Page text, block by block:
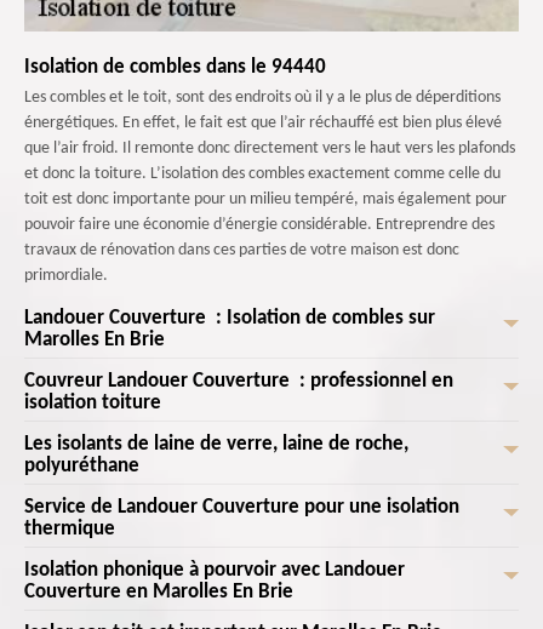
Isolation de combles dans le 94440
Les combles et le toit, sont des endroits où il y a le plus de déperditions
énergétiques. En effet, le fait est que l’air réchauffé est bien plus élevé
que l’air froid. Il remonte donc directement vers le haut vers les plafonds
et donc la toiture. L’isolation des combles exactement comme celle du
toit est donc importante pour un milieu tempéré, mais également pour
pouvoir faire une économie d’énergie considérable. Entreprendre des
travaux de rénovation dans ces parties de votre maison est donc
primordiale.
Landouer Couverture : Isolation de combles sur
Marolles En Brie
Contactez un professionnel est un besoin, avec le respect des normes de
mise en œuvre assurent l'efficacité de votre toiture dans le domaine de
sécurité, d'isolation et d'étanchéité, mais cela permet aussi de faire
jouer votre assurance en cas de sinistre. Il existe plusieurs manières
travaux sont la manière d’isoler ses combles selon l’usage de la zone à
traiter : l’isolation de combles perdus et l’isolation de combles
aménagés. Décidez-bien avec des professionnels.
Couvreur Landouer Couverture : professionnel en
isolation toiture
Isoler la toiture consiste à diminuer votre consommation de chauffage.
Elle permet aussi à revaloriser votre maison si elle est en vente. Les
déperditions thermiques du toit se remarquent dans le 1/3 de votre
facture d’énergie. Donc, vos économies peuvent être en jeu. Si vous
Notre équipe est à votre service sur tout Marolles En Brie pour réaliser
Les isolants de laine de verre, laine de roche,
polyuréthane
La laine de verre est un isolant naturel qui a des particularités d'isolation.
Sachez les choix de pouvoir mélanger un isolant multicouche avec la
laine de verre pour rénover votre isolation. La laine de verre est un
moyen d'isolation le plus choisi, elle existe en forme de panneaux ou de
Service de Landouer Couverture pour une isolation
thermique
L'une des méthodes d'isolation de comble les plus choisies est l'isolation
de revêtements. Il est facile de travailler avec ce moyen, même s’il faut
Isolation phonique à pourvoir avec Landouer
Couverture en Marolles En Brie